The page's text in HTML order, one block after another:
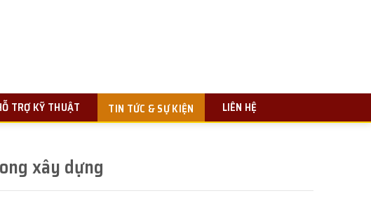
TRỢ KỸ THUẬT TIN TỨC & SỰ KIỆN LIÊN HỆ
xây dựng